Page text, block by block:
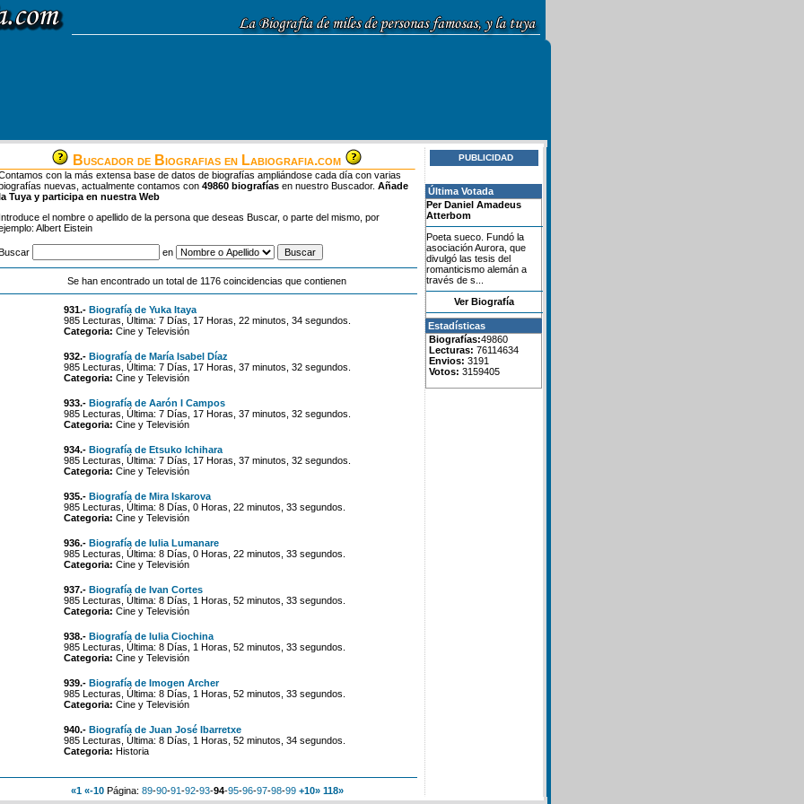
Buscador de Biografias en Labiografia.com
con la más extensa base de datos de biografías ampliándose cada día con varias
nuevas, actualmente contamos con 49860 biografías en nuestro Buscador. Añade
Tuya y participa en nuestra Web
Introduce el nombre o apellido de la persona que deseas Buscar, o parte del mismo, por
Albert Eistein
en
Se han encontrado un total de 1176 coincidencias que contienen
931.- Biografía de Yuka Itaya
985 Lecturas, Última: 7 Días, 17 Horas, 22 minutos, 34 segundos.
Categoria: Cine y Televisión
932.- Biografía de María Isabel Díaz
985 Lecturas, Última: 7 Días, 17 Horas, 37 minutos, 32 segundos.
Categoria: Cine y Televisión
933.- Biografía de Aarón I Campos
985 Lecturas, Última: 7 Días, 17 Horas, 37 minutos, 32 segundos.
Categoria: Cine y Televisión
934.- Biografía de Etsuko Ichihara
985 Lecturas, Última: 7 Días, 17 Horas, 37 minutos, 32 segundos.
Categoria: Cine y Televisión
935.- Biografía de Mira Iskarova
985 Lecturas, Última: 8 Días, 0 Horas, 22 minutos, 33 segundos.
Categoria: Cine y Televisión
936.- Biografía de Iulia Lumanare
985 Lecturas, Última: 8 Días, 0 Horas, 22 minutos, 33 segundos.
Categoria: Cine y Televisión
937.- Biografía de Ivan Cortes
985 Lecturas, Última: 8 Días, 1 Horas, 52 minutos, 33 segundos.
Categoria: Cine y Televisión
938.- Biografía de Iulia Ciochina
985 Lecturas, Última: 8 Días, 1 Horas, 52 minutos, 33 segundos.
Categoria: Cine y Televisión
939.- Biografía de Imogen Archer
985 Lecturas, Última: 8 Días, 1 Horas, 52 minutos, 33 segundos.
Categoria: Cine y Televisión
940.- Biografía de Juan José Ibarretxe
985 Lecturas, Última: 8 Días, 1 Horas, 52 minutos, 34 segundos.
Categoria: Historia
«1 «-10 Página: 89-90-91-92-93-94-95-96-97-98-99 +10» 118»
PUBLICIDAD
Última Votada
Per Daniel Amadeus
Atterbom
Poeta sueco. Fundó la
asociación Aurora, que
divulgó las tesis del
romanticismo alemán a
través de s...
Ver Biografía
Estadísticas
Biografías:49860
Lecturas: 76114634
Envios: 3191
Votos: 3159405